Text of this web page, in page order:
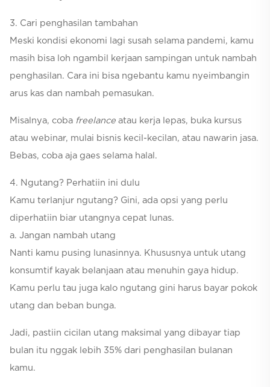
3. Cari penghasilan tambahan
Meski kondisi ekonomi lagi susah selama pandemi, kamu
masih bisa loh ngambil
kerjaan sampingan untuk nambah
penghasilan. Cara ini bisa ngebantu kamu nyeimbangin
arus kas dan nambah pemasukan.
Misalnya, coba freelance atau kerja lepas, buka kursus
atau webinar, mulai bisnis kecil-kecilan, atau nawarin jasa.
Bebas, coba aja gaes selama halal.
4. Ngutang? Perhatiin ini dulu
Kamu terlanjur ngutang? Gini, ada opsi yang perlu
diperhatiin biar utangnya cepat lunas.
a. Jangan nambah utang
Nanti kamu pusing lunasinnya. Khususnya untuk utang
konsumtif kayak belanjaan atau menuhin gaya hidup.
Kamu perlu tau juga kalo ngutang gini harus bayar pokok
utang dan beban bunga.
Jadi, pastiin cicilan utang maksimal yang dibayar tiap
bulan itu nggak lebih 35% dari penghasilan bulanan
kamu.